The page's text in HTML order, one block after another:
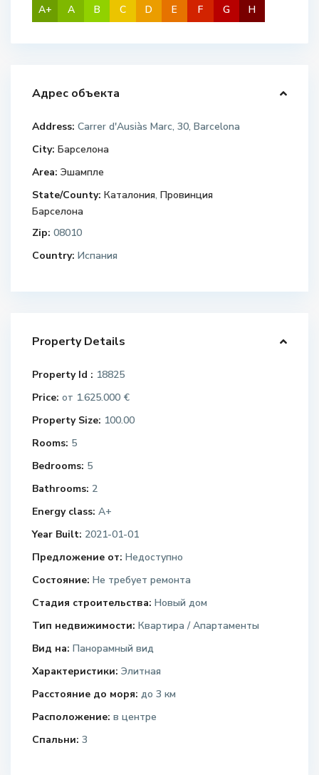
A+ A B C D E F G H
Адрес объекта
Address: Carrer d'Ausiàs Marc, 30, Barcelona
City: Барселона
Area: Эшампле
State/County: Каталония,Провинция
Барселона
Zip: 08010
Country: Испания
Property Details
Property Id : 18825
Price: от 1.625.000 €
Property Size: 100.00
Rooms: 5
Bedrooms: 5
Bathrooms: 2
Energy class: A+
Year Built: 2021-01-01
Предложение от: Недоступно
Состояние: Не требует ремонта
Стадия строительства: Новый дом
Тип недвижимости: Квартира / Апартаменты
Вид на: Панорамный вид
Характеристики: Элитная
Расстояние до моря: до 3 км
Расположение: в центре
Спальни: 3